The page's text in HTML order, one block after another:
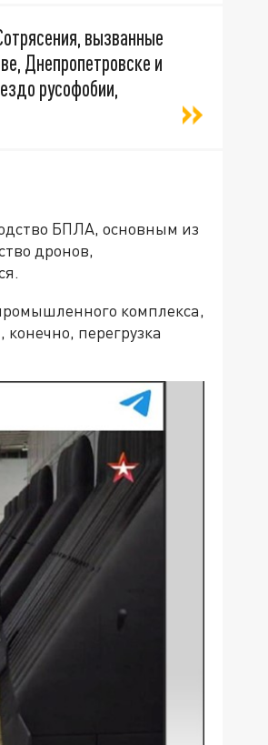
вызванные
Днепропетровске и
русофобии,
БПЛА, основным из
дронов,
комплекса,
перегрузка